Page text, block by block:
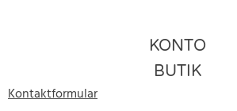
KONTO
BUTIK
Kontaktformular